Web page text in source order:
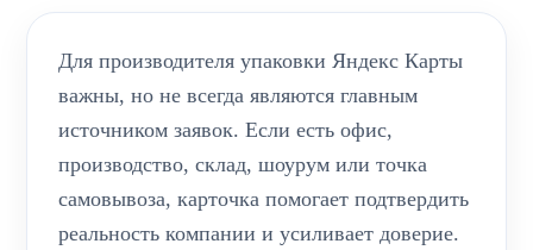
Для производителя упаковки Яндекс Карты
важны, но не всегда являются главным
источником заявок. Если есть офис,
производство, склад, шоурум или точка
самовывоза, карточка помогает подтвердить
реальность компании и усиливает доверие.